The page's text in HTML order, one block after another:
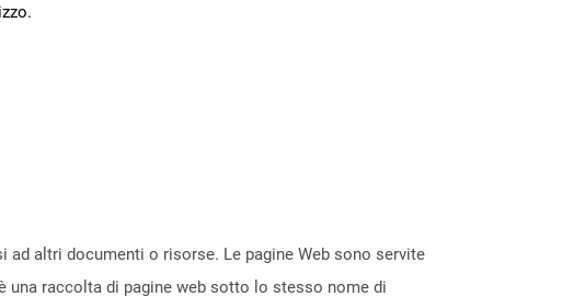
ad altri documenti o risorse. Le pagine Web sono servite
una raccolta di pagine web sotto lo stesso nome di